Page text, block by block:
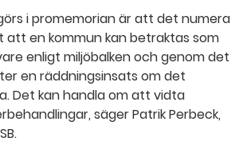
i promemorian är att det numera
att en kommun kan betraktas som
enligt miljöbalken och genom det
en räddningsinsats om det
Det kan handla om att vidta
säger Patrik Perbeck,